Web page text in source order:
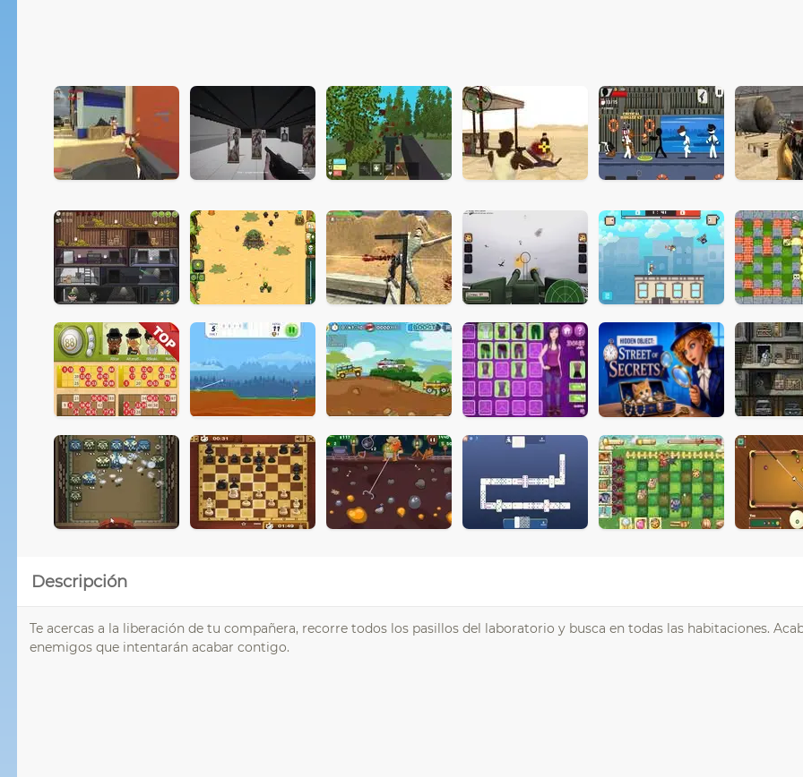
Descripción
Te acercas a la liberación de tu compañera, recorre todos los pasillos del laboratorio y busca en todas las habitaciones.
enemigos que intentarán acabar contigo.